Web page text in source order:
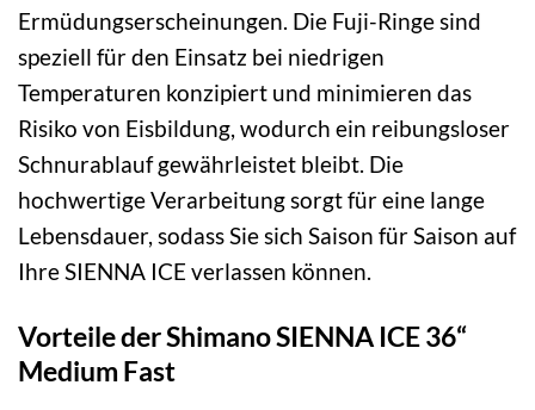
Ermüdungserscheinungen. Die Fuji-Ringe sind
speziell für den Einsatz bei niedrigen
Temperaturen konzipiert und minimieren das
Risiko von Eisbildung, wodurch ein reibungsloser
Schnurablauf gewährleistet bleibt. Die
hochwertige Verarbeitung sorgt für eine lange
Lebensdauer, sodass Sie sich Saison für Saison auf
Ihre SIENNA ICE verlassen können.
Vorteile der Shimano SIENNA ICE 36“
Medium Fast